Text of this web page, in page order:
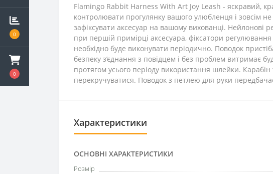
0
0
Flamingo Rabbit Harness With Art Joy Leash - яскравий,
контролювати прогулянку вашого улюбленця і зовсім
зафіксувати аксесуар на вашому вихованці. Нейлонові
при першій примірці аксесуара, фіксатори
необхідно буде виконувати періодично. Поводок
безпеку з’єднання з повідцем і без проблем витримає
протягом усього періоду використання шлейки.
перекручуватися. Поводок з петлею для руки
Характеристики
ОСНОВНІ ХАРАКТЕРИСТИКИ
Розмір